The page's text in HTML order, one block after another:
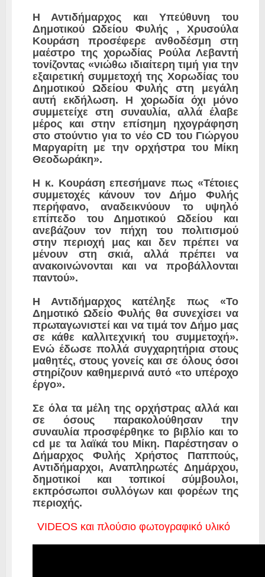
Η Αντιδήμαρχος και Υπεύθυνη του
Δημοτικού Ωδείου Φυλής , Χρυσούλα
Κουράση προσέφερε ανθοδέσμη στη
μαέστρο της χορωδίας Ρούλα Λεβαντή
τονίζοντας «νιώθω ιδιαίτερη τιμή για την
εξαιρετική συμμετοχή της Χορωδίας του
Δημοτικού Ωδείου Φυλής στη μεγάλη
αυτή εκδήλωση. Η χορωδία όχι μόνο
συμμετείχε στη συναυλία, αλλά έλαβε
μέρος και στην επίσημη ηχογράφηση
στο στούντιο για το νέο CD του Γιώργου
Μαργαρίτη με την ορχήστρα του Μίκη
Θεοδωράκη».
Η κ. Κουράση επεσήμανε πως «Τέτοιες
συμμετοχές κάνουν τον Δήμο Φυλής
περήφανο, αναδεικνύουν το υψηλό
επίπεδο του Δημοτικού Ωδείου και
ανεβάζουν τον πήχη του πολιτισμού
στην περιοχή μας και δεν πρέπει να
μένουν στη σκιά, αλλά πρέπει να
ανακοινώνονται και να προβάλλονται
παντού».
Η Αντιδήμαρχος κατέληξε πως «Το
Δημοτικό Ωδείο Φυλής θα συνεχίσει να
πρωταγωνιστεί και να τιμά τον Δήμο μας
σε κάθε καλλιτεχνική του συμμετοχή».
Ενώ έδωσε πολλά συγχαρητήρια στους
μαθητές, στους γονείς και σε όλους όσοι
στηρίζουν καθημερινά αυτό «το υπέροχο
έργο».
Σε όλα τα μέλη της ορχήστρας αλλά και
σε όσους παρακολούθησαν την
συναυλία προσφέρθηκε το βιβλίο και το
cd με τα λαϊκά του Μίκη. Παρέστησαν ο
Δήμαρχος Φυλής Χρήστος Παππούς,
Αντιδήμαρχοι, Αναπληρωτές Δημάρχου,
δημοτικοί και τοπικοί σύμβουλοι,
εκπρόσωποι συλλόγων και φορέων της
περιοχής.
VIDEOS και πλούσιο φωτογραφικό υλικό